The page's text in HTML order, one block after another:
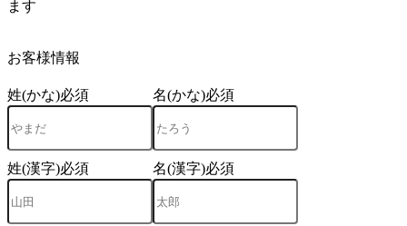
ます
お客様情報
姓(かな)必須 名(かな)必須
姓(漢字)必須 名(漢字)必須